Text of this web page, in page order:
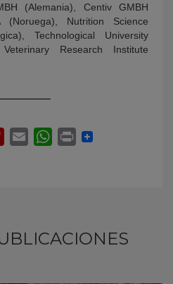
(Alemania), Centiv GMBH
(Noruega), Nutrition Science
Technological University
Research Institute